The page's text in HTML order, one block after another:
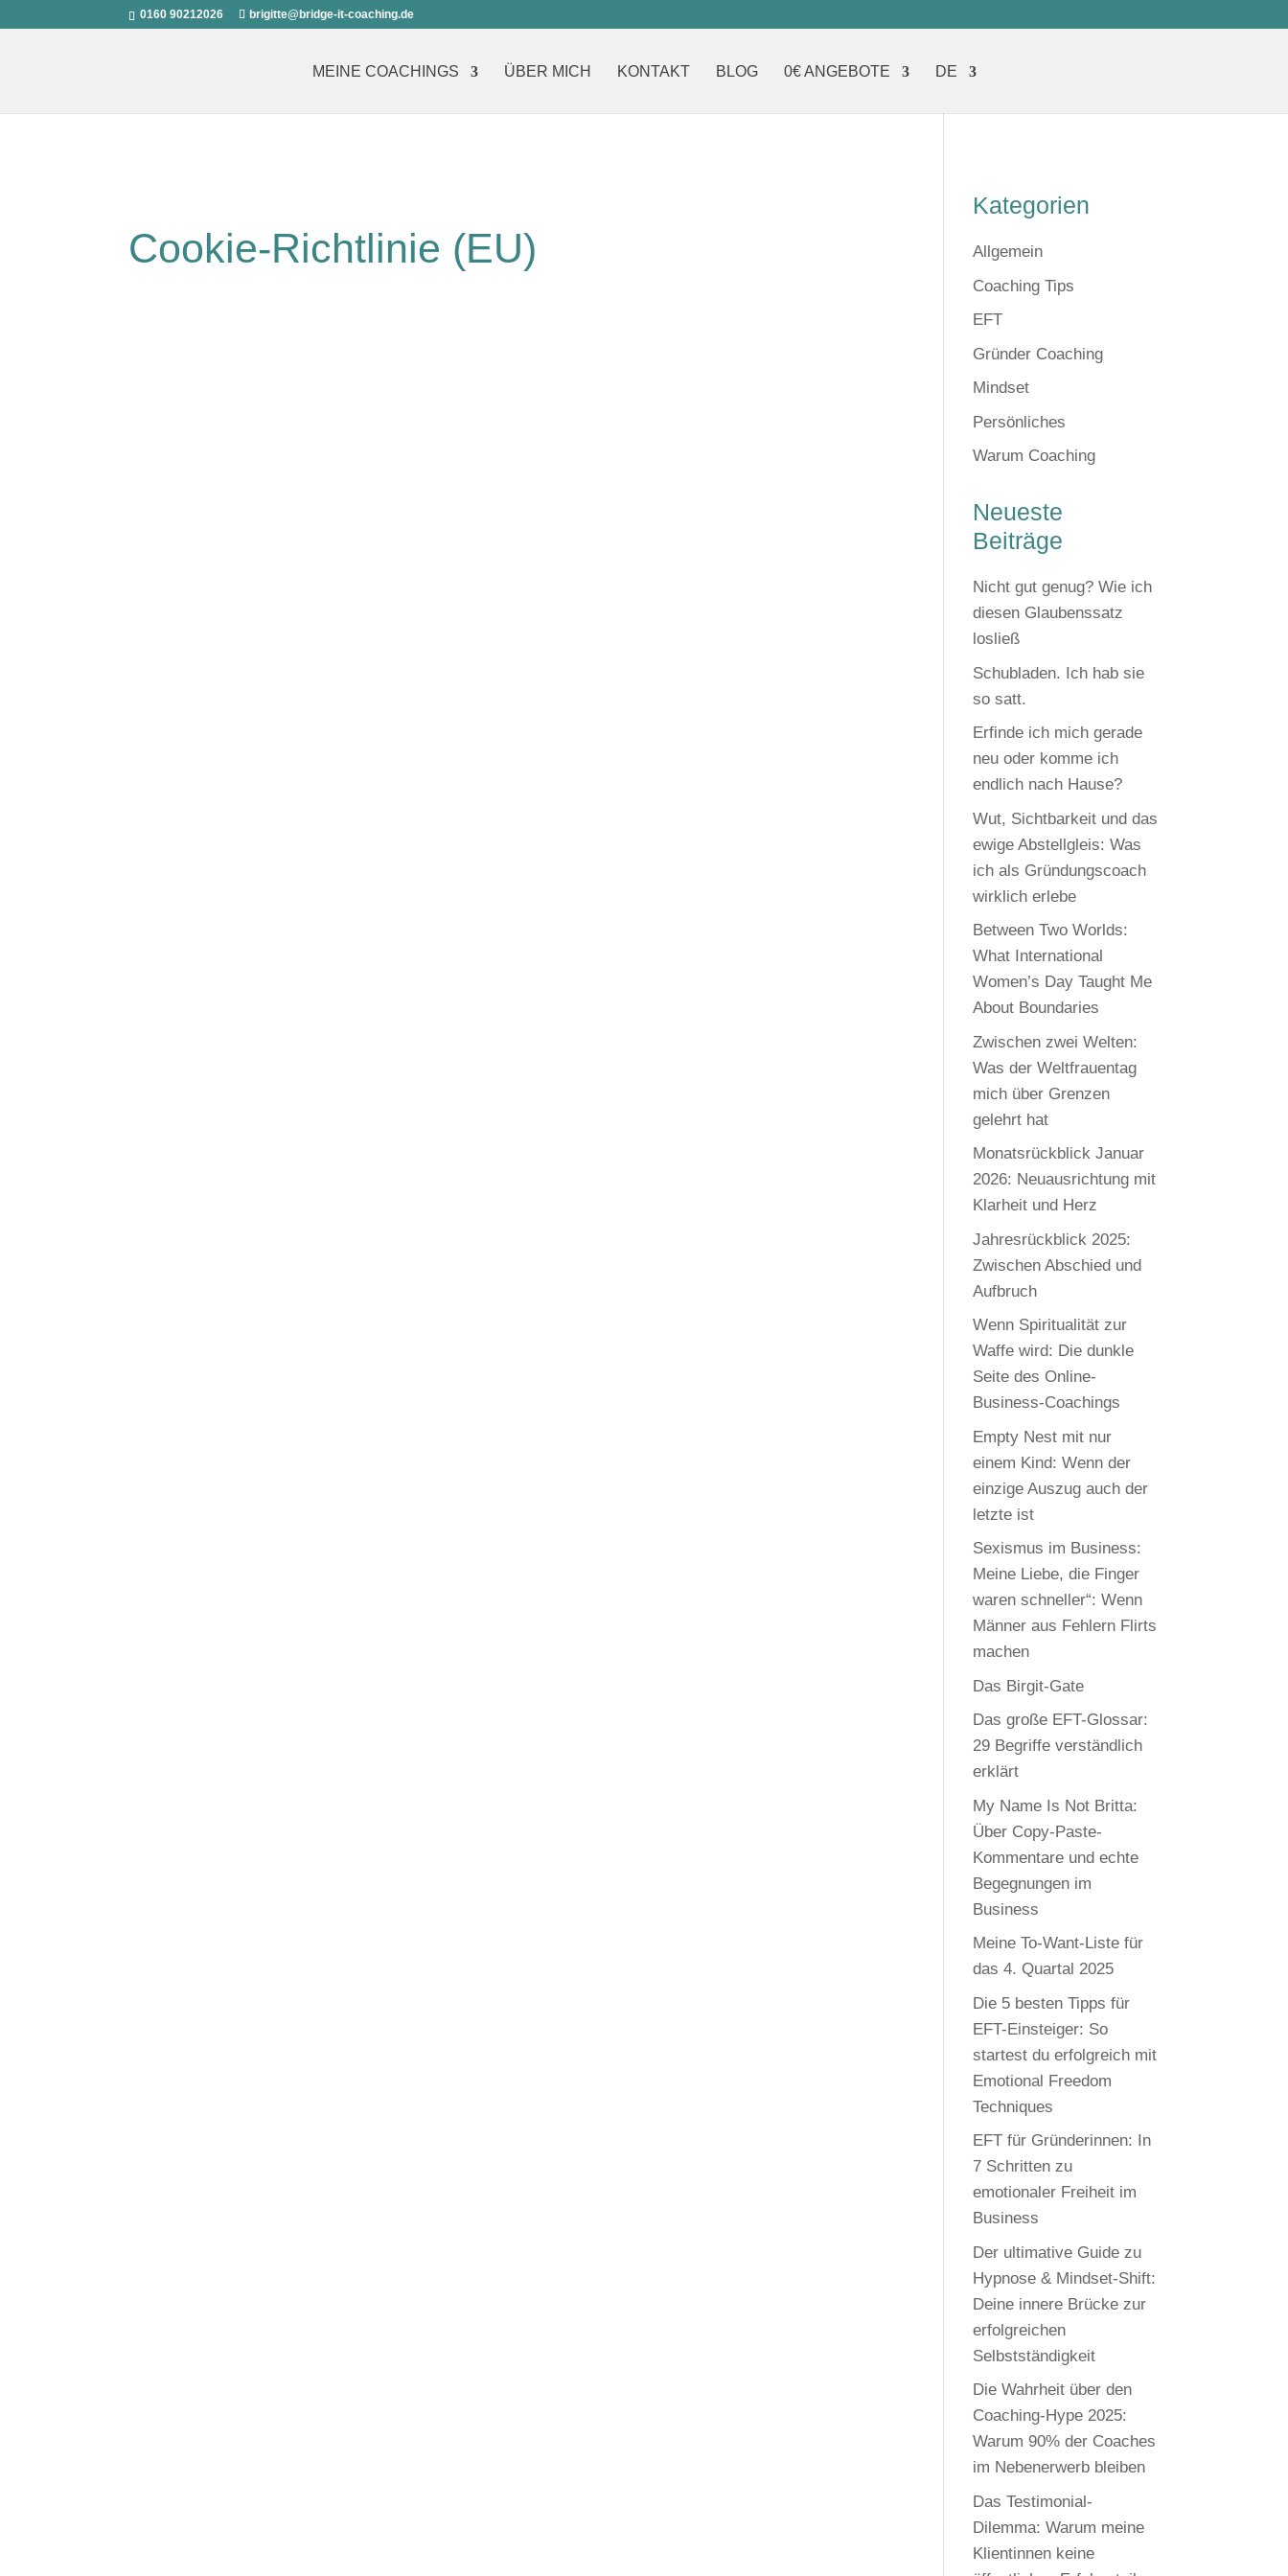
0160 90212026 brigitte@bridge-it-coaching.de
MEINE COACHINGS ÜBER MICH KONTAKT BLOG 0€ ANGEBOTE DE
Cookie-Richtlinie (EU)
Kategorien
Allgemein
Coaching Tips
EFT
Gründer Coaching
Mindset
Persönliches
Warum Coaching
Neueste
Beiträge
Nicht gut genug? Wie ich
diesen Glaubenssatz
losließ
Schubladen. Ich hab sie
so satt.
Erfinde ich mich gerade
neu oder komme ich
endlich nach Hause?
Wut, Sichtbarkeit und das
ewige Abstellgleis: Was
ich als Gründungscoach
wirklich erlebe
Between Two Worlds:
What International
Women’s Day Taught Me
About Boundaries
Zwischen zwei Welten:
Was der Weltfrauentag
mich über Grenzen
gelehrt hat
Monatsrückblick Januar
2026: Neuausrichtung mit
Klarheit und Herz
Jahresrückblick 2025:
Zwischen Abschied und
Aufbruch
Wenn Spiritualität zur
Waffe wird: Die dunkle
Seite des Online-
Business-Coachings
Empty Nest mit nur
einem Kind: Wenn der
einzige Auszug auch der
letzte ist
Sexismus im Business:
Meine Liebe, die Finger
waren schneller“: Wenn
Männer aus Fehlern Flirts
machen
Das Birgit-Gate
Das große EFT-Glossar:
29 Begriffe verständlich
erklärt
My Name Is Not Britta:
Über Copy-Paste-
Kommentare und echte
Begegnungen im
Business
Meine To-Want-Liste für
das 4. Quartal 2025
Die 5 besten Tipps für
EFT-Einsteiger: So
startest du erfolgreich mit
Emotional Freedom
Techniques
EFT für Gründerinnen: In
7 Schritten zu
emotionaler Freiheit im
Business
Der ultimative Guide zu
Hypnose & Mindset-Shift:
Deine innere Brücke zur
erfolgreichen
Selbstständigkeit
Die Wahrheit über den
Coaching-Hype 2025:
Warum 90% der Coaches
im Nebenerwerb bleiben
Das Testimonial-
Dilemma: Warum meine
Klientinnen keine